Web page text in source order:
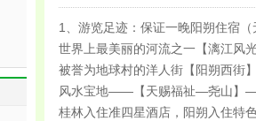
1、游览足迹：保证一晚阳朔住宿
世界上最美丽的河流之一【漓江
被誉为地球村的洋人街【阳朔西
风水宝地——【天赐福祉—尧山】
桂林入住准四星酒店，阳朔入住特